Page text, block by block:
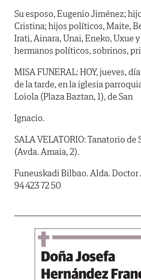
Su esposo, Eugenio Jiménez;
Cristina; hijos políticos, Maite,
Irati, Ainara, Unai, Eneko, Uxue
hermanos políticos, sobrinos,
MISA FUNERAL: HOY, jueves,
de la tarde, en la iglesia
Loiola (Plaza Baztan, 1), de San
Ignacio.
SALA VELATORIO: Tanatorio de
(Avda. Amaia, 2).
Funeuskadi Bilbao. Alda.
94 423 72 50